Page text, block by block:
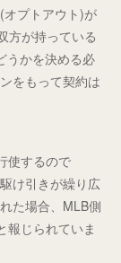
プトアウト)が
方が持っている
うかを決める必
をもって契約は
使するので
け引きが繰り広
た場合、MLB側
報じられていま